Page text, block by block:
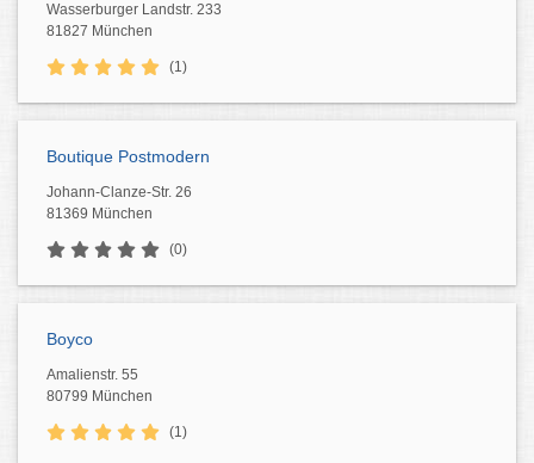
Wasserburger Landstr. 233
81827 München
(1)
Boutique Postmodern
Johann-Clanze-Str. 26
81369 München
(0)
Boyco
Amalienstr. 55
80799 München
(1)